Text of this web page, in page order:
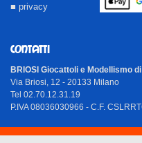
■ privacy
CONTATTI
BRIOSI Giocattoli e Modellismo
Via Briosi, 12 - 20133 Milano
Tel 02.70.12.31.19
P.IVA 08036030966 - C.F.